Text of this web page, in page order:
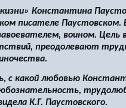
Константина
писателе Паустовском.
воином.
преодолевают
какой любовью
К.Г. Паустовского.